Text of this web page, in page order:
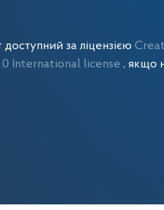
доступний за ліцензією
International license, якщо